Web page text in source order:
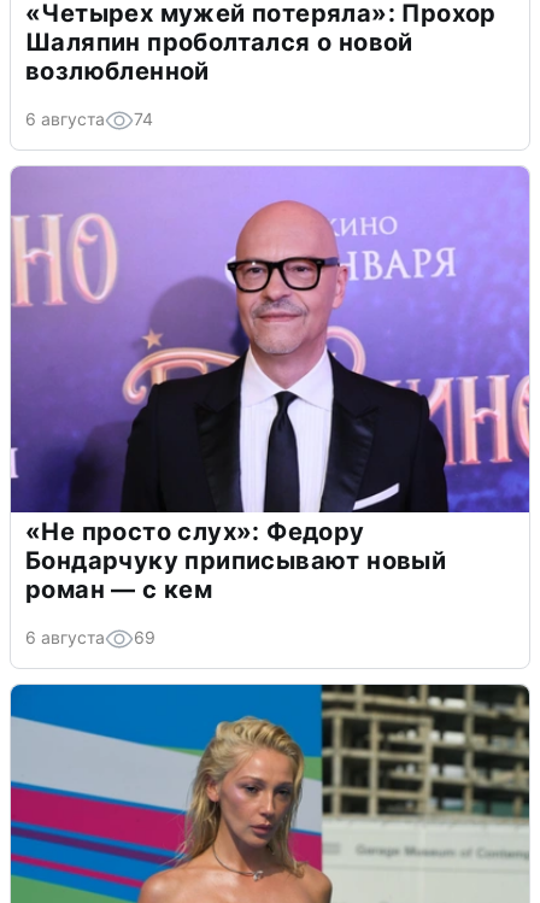
«Четырех мужей потеряла»: Прохор
Шаляпин проболтался о новой
возлюбленной
6 августа 74
«Не просто слух»: Федору
Бондарчуку приписывают новый
роман — с кем
6 августа 69